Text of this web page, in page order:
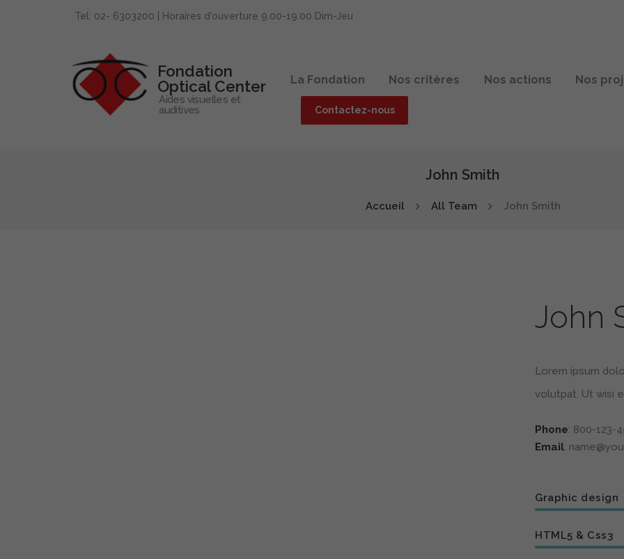
Tel: 02- 6303200 | Horaires d'ouverture 9.00-19.00 Dim-Jeu
Fondation
Optical Center
Aides visuelles et
auditives
La Fondation Nos critères Nos actions Nos
Contactez-nous
John Smith
Accueil All Team John Smith
John
Lorem ipsum
volutpat. Ut wisi
Phone: 800-123-
Email:
Graphic design
HTML5 & Css3